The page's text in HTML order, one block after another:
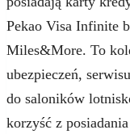
Pekao Visa Infinite
Miles&More. To
ubezpieczeń,
do saloników
korzyść z